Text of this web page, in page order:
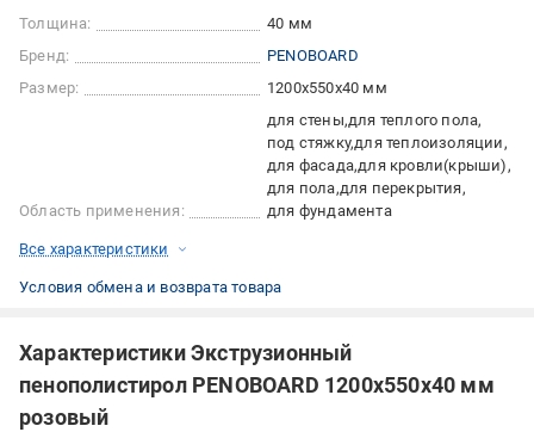
Толщина:
40 мм
Бренд:
PENOBOARD
Размер:
1200x550x40 мм
Область применения:
для стены для теплого пола
под стяжку для теплоизоляции
для фасада для кровли(крыши)
для пола для перекрытия
для фундамента
Все характеристики
Условия обмена и возврата товара
Характеристики Экструзионный
пенополистирол PENOBOARD 1200х550х40 мм
розовый